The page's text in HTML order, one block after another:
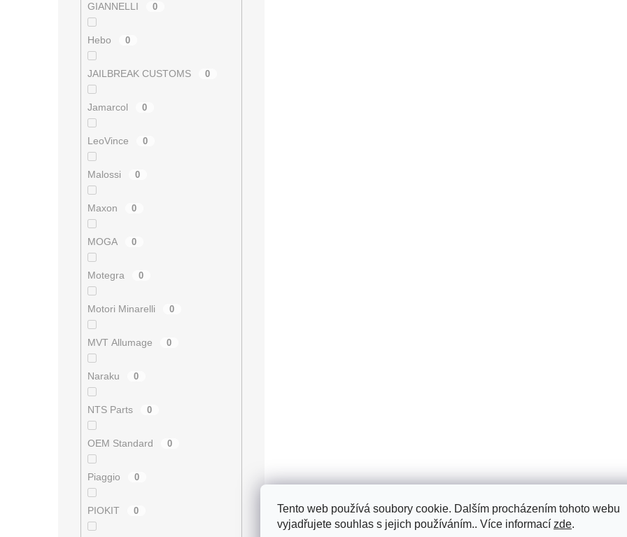
Tento web používá soubory cookie. Dalším procházením tohoto webu
vyjadřujete souhlas s jejich používáním.. Více informací zde.
GIANNELLI 0
Hebo 0
JAILBREAK CUSTOMS 0
Jamarcol 0
LeoVince 0
Malossi 0
Maxon 0
MOGA 0
Motegra 0
Motori Minarelli 0
MVT Allumage 0
Naraku 0
NTS Parts 0
OEM Standard 0
Piaggio 0
PIOKIT 0